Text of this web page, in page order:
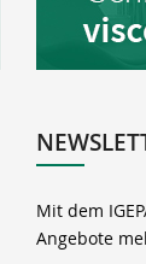
Mit dem
Angebote